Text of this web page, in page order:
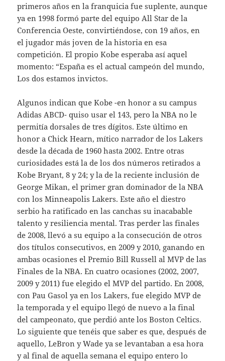
primeros años en la franquicia fue suplente, aunque
ya en 1998 formó parte del equipo All Star de la
Conferencia Oeste, convirtiéndose, con 19 años, en
el jugador más joven de la historia en esa
competición. El propio Kobe esperaba así aquel
momento: “España es el actual campeón del mundo,
Los dos estamos invictos.
Algunos indican que Kobe -en honor a su campus
Adidas ABCD- quiso usar el 143, pero la NBA no le
permitía dorsales de tres dígitos. Este último en
honor a Chick Hearn, mítico narrador de los Lakers
desde la década de 1960 hasta 2002. Entre otras
curiosidades está la de los dos números retirados a
Kobe Bryant, 8 y 24; y la de la reciente inclusión de
George Mikan, el primer gran dominador de la NBA
con los Minneapolis Lakers. Este año el diestro
serbio ha ratificado en las canchas su inacabable
talento y resiliencia mental. Tras perder las finales
de 2008, llevó a su equipo a la consecución de otros
dos títulos consecutivos, en 2009 y 2010, ganando en
ambas ocasiones el Premio Bill Russell al MVP de las
Finales de la NBA. En cuatro ocasiones (2002, 2007,
2009 y 2011) fue elegido el MVP del partido. En 2008,
con Pau Gasol ya en los Lakers, fue elegido MVP de
la temporada y el equipo llegó de nuevo a la final
del campeonato, que perdió ante los Boston Celtics.
Lo siguiente que tenéis que saber es que, después de
aquello, LeBron y Wade ya se levantaban a esa hora
y al final de aquella semana el equipo entero lo